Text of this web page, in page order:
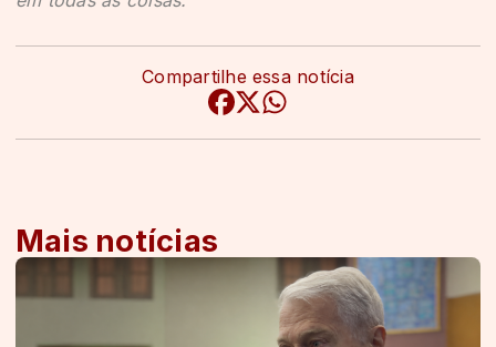
Compartilhe essa notícia
Mais notícias